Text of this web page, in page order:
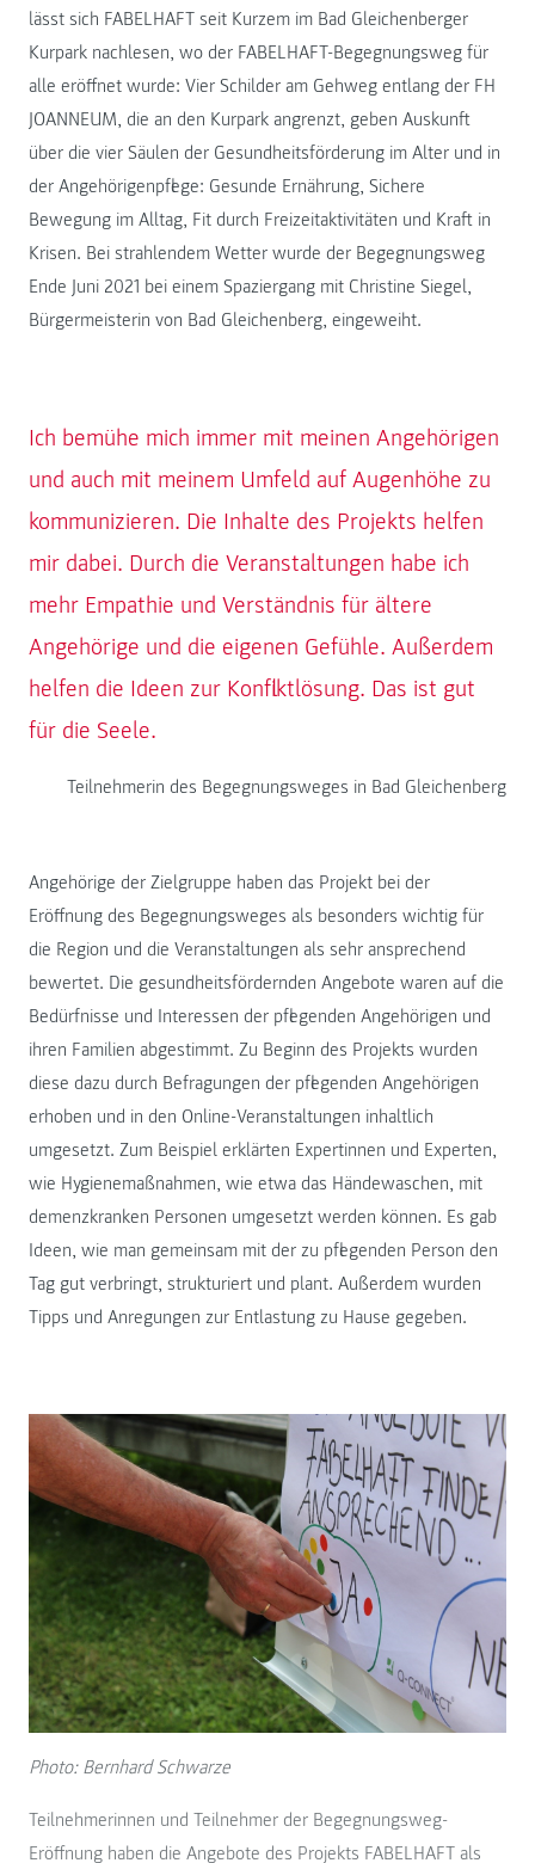
lässt sich FABELHAFT seit Kurzem im Bad Gleichenberger
Kurpark nachlesen, wo der FABELHAFT-Begegnungsweg für
alle eröffnet wurde: Vier Schilder am Gehweg entlang der FH
JOANNEUM, die an den Kurpark angrenzt, geben Auskunft
über die vier Säulen der Gesundheitsförderung im Alter und in
der Angehörigenpflege: Gesunde Ernährung, Sichere
Bewegung im Alltag, Fit durch Freizeitaktivitäten und Kraft in
Krisen. Bei strahlendem Wetter wurde der Begegnungsweg
Ende Juni 2021 bei einem Spaziergang mit Christine Siegel,
Bürgermeisterin von Bad Gleichenberg, eingeweiht.
Ich bemühe mich immer mit meinen Angehörigen
und auch mit meinem Umfeld auf Augenhöhe zu
kommunizieren. Die Inhalte des Projekts helfen
mir dabei. Durch die Veranstaltungen habe ich
mehr Empathie und Verständnis für ältere
Angehörige und die eigenen Gefühle. Außerdem
helfen die Ideen zur Konfliktlösung. Das ist gut
für die Seele.
Teilnehmerin des Begegnungsweges in Bad Gleichenberg
Angehörige der Zielgruppe haben das Projekt bei der
Eröffnung des Begegnungsweges als besonders wichtig für
die Region und die Veranstaltungen als sehr ansprechend
bewertet. Die gesundheitsfördernden Angebote waren auf die
Bedürfnisse und Interessen der pflegenden Angehörigen und
ihren Familien abgestimmt. Zu Beginn des Projekts wurden
diese dazu durch Befragungen der pflegenden Angehörigen
erhoben und in den Online-Veranstaltungen inhaltlich
umgesetzt. Zum Beispiel erklärten Expertinnen und Experten,
wie Hygienemaßnahmen, wie etwa das Händewaschen, mit
demenzkranken Personen umgesetzt werden können. Es gab
Ideen, wie man gemeinsam mit der zu pflegenden Person den
Tag gut verbringt, strukturiert und plant. Außerdem wurden
Tipps und Anregungen zur Entlastung zu Hause gegeben.
Photo: Bernhard Schwarze
Teilnehmerinnen und Teilnehmer der Begegnungsweg-
Eröffnung haben die Angebote des Projekts FABELHAFT als